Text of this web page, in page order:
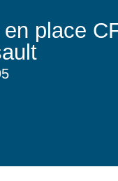
en place